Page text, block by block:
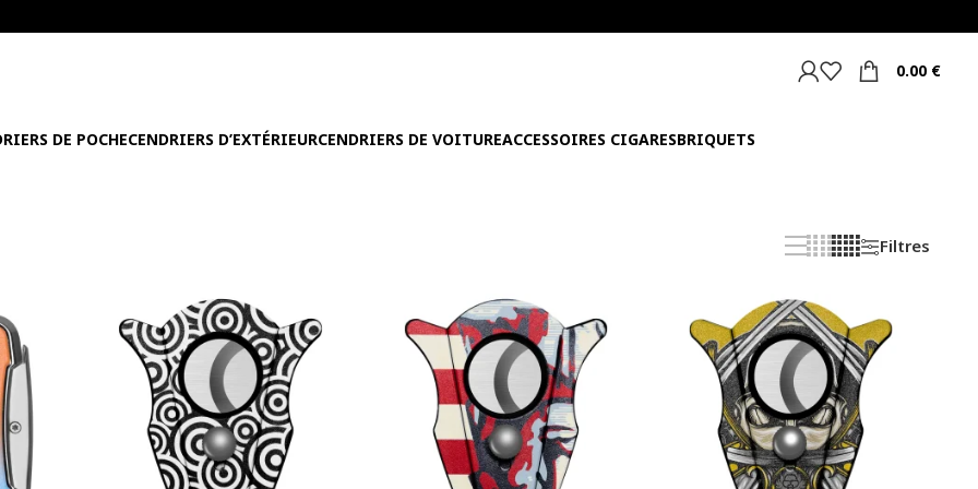
0.00 €
DE POCHECENDRIERS D’EXTÉRIEURCENDRIERS DE VOITUREACCESSOIRES CIGARESBRIQUETS
Filtres